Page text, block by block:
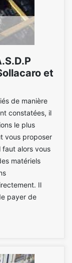
et
de manière
constatées, il
le plus
vous proposer
faut alors vous
matériels
Il
payer de